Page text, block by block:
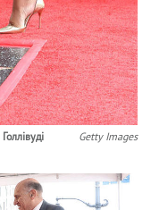
Getty Images